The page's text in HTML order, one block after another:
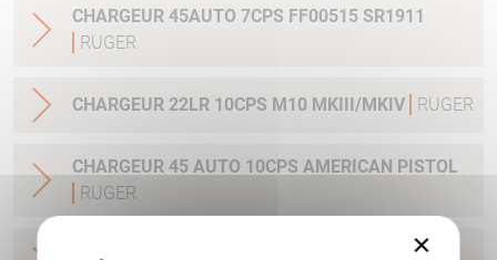
CHARGEUR 45AUTO 7CPS FF00515 SR1911
RUGER
CHARGEUR 22LR 10CPS M10 MKIII/MKIV RUGER
CHARGEUR 45 AUTO 10CPS AMERICAN PISTOL
RUGER
CHARGEUR 9 MM LUGER AMERICAN PISTOL
×